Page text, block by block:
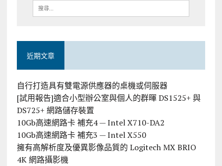
近期文章
自行打造具有雙電源供應器的桌機或伺服器
[試用報告]適合小型辦公室與個人的群暉 DS1525+ 與
DS725+ 網路儲存裝置
10Gb高速網路卡 補充4 — Intel X710-DA2
10Gb高速網路卡 補充3 — Intel X550
擁有高解析度及優異影像品質的 Logitech MX BRIO
4K 網路攝影機